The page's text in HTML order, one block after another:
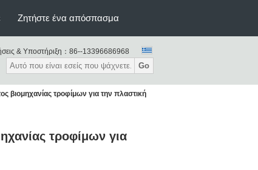
Ζητήστε ένα απόσπασμα
& Υποστήριξη： 86--13396686968
Go
βιομηχανίας τροφίμων για την πλαστική
τροφίμων για